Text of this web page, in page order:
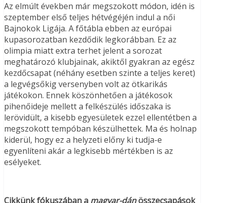
Az elmúlt években már megszokott módon, idén is
szeptember első teljes hétvégéjén indul a női
Bajnokok Ligája. A főtábla ebben az európai
kupasorozatban kezdődik legkorábban. Ez az
olimpia miatt extra terhet jelent a sorozat
meghatározó klubjainak, akiktől gyakran az egész
kezdőcsapat (néhány esetben szinte a teljes keret)
a legvégsőkig versenyben volt az ötkarikás
játékokon. Ennek köszönhetően a játékosok
pihenőideje mellett a felkészülés időszaka is
lerövidült, a kisebb egyesületek ezzel ellentétben a
megszokott tempóban készülhettek. Ma és holnap
kiderül, hogy ez a helyzeti előny ki tudja-e
egyenlíteni akár a legkisebb mértékben is az
esélyeket.
Cikkünk fókuszában a magyar-dánösszecsapások